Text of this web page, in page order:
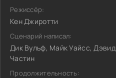
Режиссёр:
Кен Джиротти
Сценарий написал:
Дик Вульф, Майк Уайсс, Дэвид
Частин
Продолжительность: